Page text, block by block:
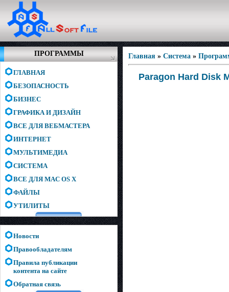
ПРОГРАММЫ
ГЛАВНАЯ
БЕЗОПАСНОСТЬ
БИЗНЕС
ГРАФИКА И ДИЗАЙН
ВСЕ ДЛЯ ВЕБМАСТЕРА
ИНТЕРНЕТ
МУЛЬТИМЕДИА
СИСТЕМА
ВСЕ ДЛЯ MAC OS X
ФАЙЛЫ
УТИЛИТЫ
Новости
Правообладателям
Правила публикации
контента на сайте
Обратная связь
Главная » Система »
Paragon Hard Disk